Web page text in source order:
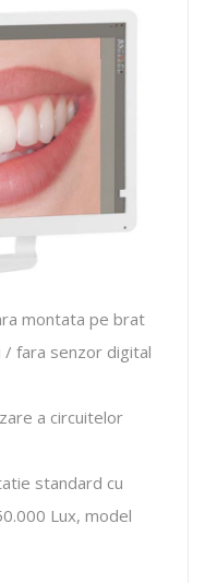
montata pe brat
/ fara senzor digital
a circuitelor
standard cu
Lux, model